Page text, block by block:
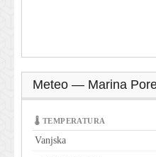
Meteo — Marina
🌡 TEMPERATURA
Vanjska